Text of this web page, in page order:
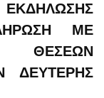
ΜΕ
ΔΕΥΤΕΡΗΣ